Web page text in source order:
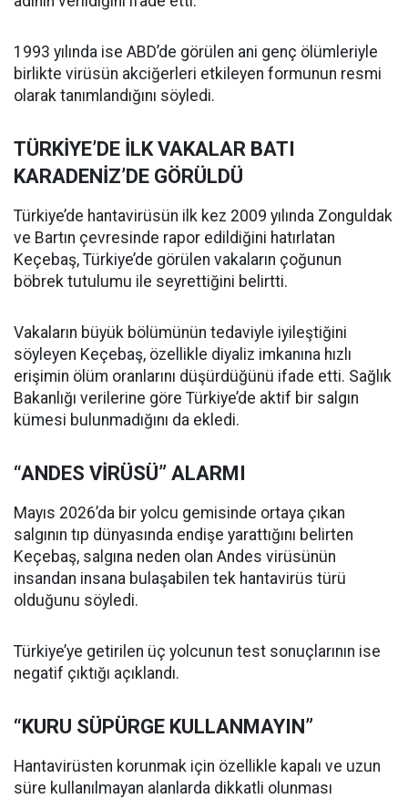
1993 yılında ise ABD’de görülen ani genç ölümleriyle
birlikte virüsün akciğerleri etkileyen formunun resmi
olarak tanımlandığını söyledi.
TÜRKİYE’DE İLK VAKALAR BATI
KARADENİZ’DE GÖRÜLDÜ
Türkiye’de hantavirüsün ilk kez 2009 yılında Zonguldak
ve Bartın çevresinde rapor edildiğini hatırlatan
Keçebaş, Türkiye’de görülen vakaların çoğunun
böbrek tutulumu ile seyrettiğini belirtti.
Vakaların büyük bölümünün tedaviyle iyileştiğini
söyleyen Keçebaş, özellikle diyaliz imkanına hızlı
erişimin ölüm oranlarını düşürdüğünü ifade etti. Sağlık
Bakanlığı verilerine göre Türkiye’de aktif bir salgın
kümesi bulunmadığını da ekledi.
“ANDES VİRÜSÜ” ALARMI
Mayıs 2026’da bir yolcu gemisinde ortaya çıkan
salgının tıp dünyasında endişe yarattığını belirten
Keçebaş, salgına neden olan Andes virüsünün
insandan insana bulaşabilen tek hantavirüs türü
olduğunu söyledi.
Türkiye’ye getirilen üç yolcunun test sonuçlarının ise
negatif çıktığı açıklandı.
“KURU SÜPÜRGE KULLANMAYIN”
Hantavirüsten korunmak için özellikle kapalı ve uzun
süre kullanılmayan alanlarda dikkatli olunması